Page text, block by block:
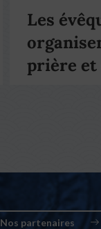
Les
prière et
Nos partenaires